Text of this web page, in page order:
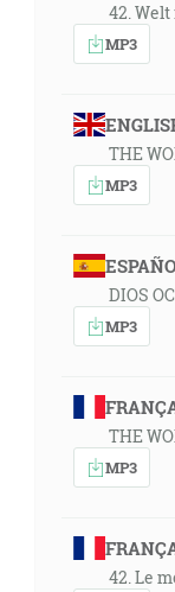
42.
MP3
THE
MP3
DIOS
MP3
THE
MP3
42. Le